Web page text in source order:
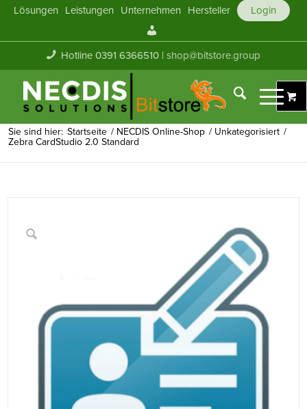
Lösungen Leistungen Unternehmen Hersteller
Login
Konto
Hotline 0391 6366510 |shop@bitstore.group
Sie sind hier: Startseite / NECDIS Online-Shop / Unkategorisiert /
Zebra CardStudio 2.0 Standard